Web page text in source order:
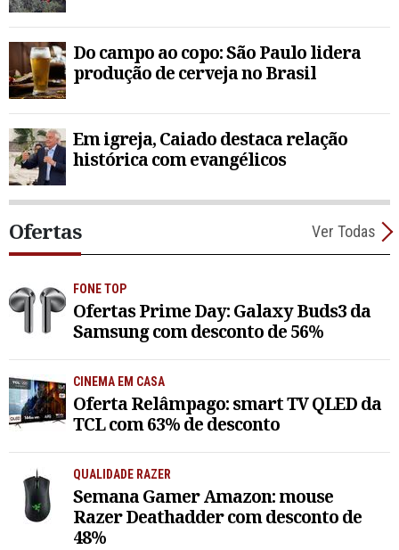
Do campo ao copo: São Paulo lidera
produção de cerveja no Brasil
Em igreja, Caiado destaca relação
histórica com evangélicos
Ofertas Ver Todas
FONE TOP
Ofertas Prime Day: Galaxy Buds3 da
Samsung com desconto de 56%
CINEMA EM CASA
Oferta Relâmpago: smart TV QLED da
TCL com 63% de desconto
QUALIDADE RAZER
Semana Gamer Amazon: mouse
Razer Deathadder com desconto de
48%